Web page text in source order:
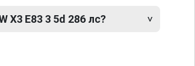
E83 3 5d 286 лс?